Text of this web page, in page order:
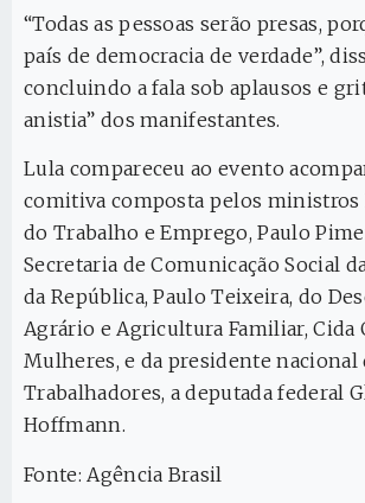
“Todas as pessoas serão presas,
país de democracia de verdade”,
concluindo a fala sob aplausos e
anistia” dos manifestantes.
Lula compareceu ao evento
comitiva composta pelos
do Trabalho e Emprego, Paulo
Secretaria de Comunicação Social
da República, Paulo Teixeira, do
Agrário e Agricultura Familiar, Cida
Mulheres, e da presidente nacional
Trabalhadores, a deputada federal
Hoffmann.
Fonte: Agência Brasil